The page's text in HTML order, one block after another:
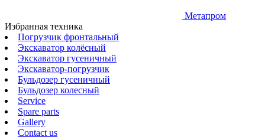
Метапром
Избранная техника
Погрузчик фронтальный
Экскаватор колёсный
Экскаватор гусеничный
Экскаватор-погрузчик
Бульдозер гусеничный
Бульдозер колесный
Service
Spare parts
Gallery
Contact us